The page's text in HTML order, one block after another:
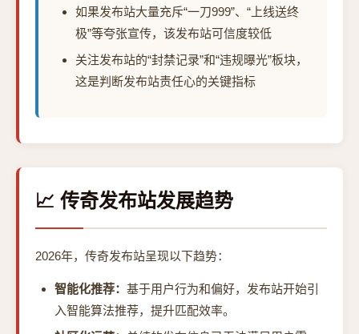
如果发布站大量充斥“一刀999”、“上线送终
极”等夸张宣传，该发布站可信度较低
关注发布站的“封禁记录”和“违规曝光”板块，
这是判断发布站责任心的关键指标
📈 传奇发布站发展趋势
2026年，传奇发布站呈现以下趋势：
智能化推荐： 基于用户行为和偏好，发布站开始引
入智能算法推荐，提升匹配效率。